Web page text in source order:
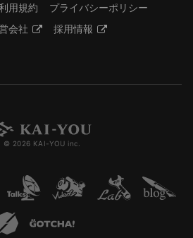
用規約
プライバシーポリシー
会社 採用情報
© 2026 KAI-YOU inc.